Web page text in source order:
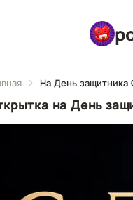
На День защитника
на День